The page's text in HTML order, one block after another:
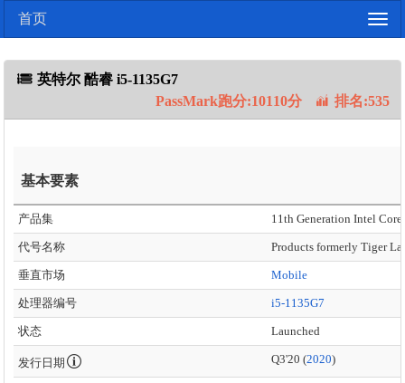
首页
英特尔 酷睿 i5-1135G7
PassMark跑分:10110分
排名:535
基本要素
产品集 11th Generation Intel Core
代号名称 Products formerly Tiger
垂直市场 Mobile
处理器编号 i5-1135G7
状态 Launched
发行日期 Q3'20 (2020)